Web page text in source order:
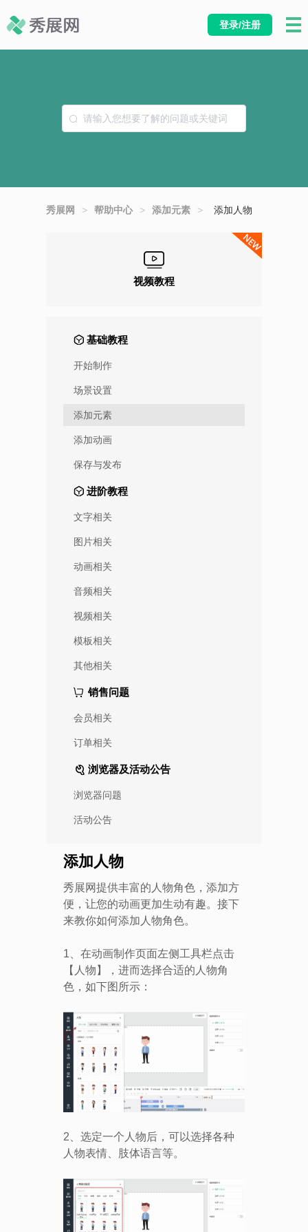
登录/注册
秀展网 > 帮助中心 > 添加元素 > 添加人物
视频教程
基础教程
开始制作
场景设置
添加元素
添加动画
保存与发布
进阶教程
文字相关
图片相关
动画相关
音频相关
视频相关
模板相关
其他相关
销售问题
会员相关
订单相关
浏览器及活动公告
浏览器问题
活动公告
添加人物
秀展网提供丰富的人物角色，添加方
便，让您的动画更加生动有趣。接下
来教你如何添加人物角色。
1、在动画制作页面左侧工具栏点击
【人物】，进而选择合适的人物角
色，如下图所示：
2、选定一个人物后，可以选择各种
人物表情、肢体语言等。